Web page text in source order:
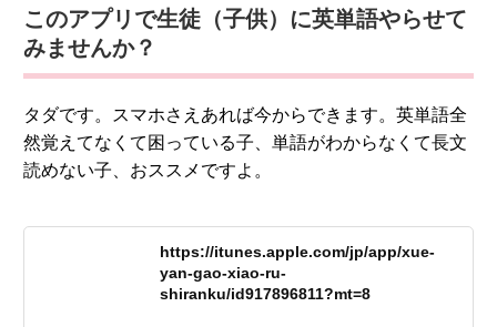
このアプリで生徒（子供）に英単語やらせて
みませんか？
タダです。スマホさえあれば今からできます。英単語全
然覚えてなくて困っている子、単語がわからなくて長文
読めない子、おススメですよ。
https://itunes.apple.com/jp/app/xue-
yan-gao-xiao-ru-
shiranku/id917896811?mt=8